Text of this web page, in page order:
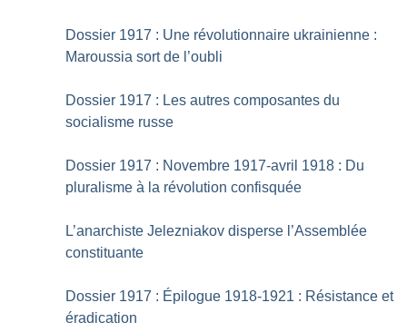
Dossier 1917 : Une révolutionnaire ukrainienne :
Maroussia sort de l’oubli
Dossier 1917 : Les autres composantes du
socialisme russe
Dossier 1917 : Novembre 1917-avril 1918 : Du
pluralisme à la révolution confisquée
L’anarchiste Jelezniakov disperse l’Assemblée
constituante
Dossier 1917 : Épilogue 1918-1921 : Résistance et
éradication